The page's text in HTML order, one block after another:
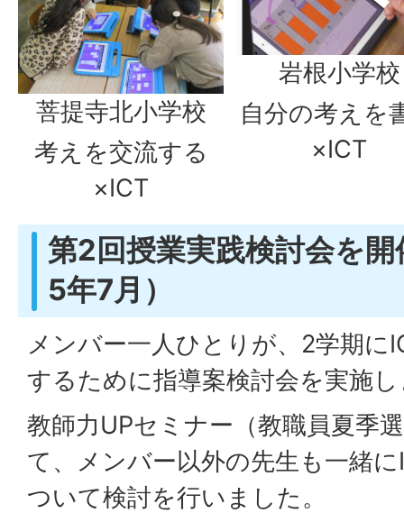
菩提寺北小学校
考えを交流する
×ICT
岩根小学校
自分の考えを
×ICT
第2回授業実践検討会を
5年7月）
メンバー一人ひとりが、2学期に
するために指導案検討会を実施
教師力UPセミナー（教職員夏季
て、メンバー以外の先生も一緒
ついて検討を行いました。